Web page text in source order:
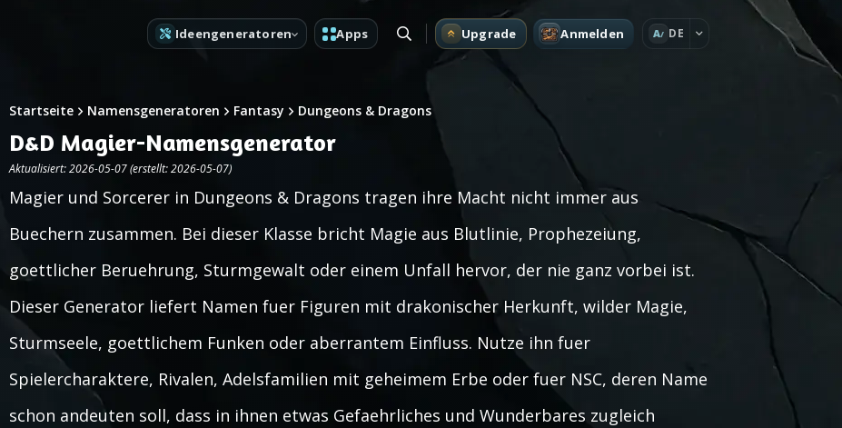
Ideengeneratoren Apps Upgrade Anmelden A DE
Startseite Namensgeneratoren Fantasy Dungeons & Dragons
D&D Magier-Namensgenerator
Aktualisiert: 2026-05-07 (erstellt: 2026-05-07)
Magier und Sorcerer in Dungeons & Dragons tragen ihre Macht nicht immer aus
Buechern zusammen. Bei dieser Klasse bricht Magie aus Blutlinie, Prophezeiung,
goettlicher Beruehrung, Sturmgewalt oder einem Unfall hervor, der nie ganz vorbei ist.
Dieser Generator liefert Namen fuer Figuren mit drakonischer Herkunft, wilder Magie,
Sturmseele, goettlichem Funken oder aberrantem Einfluss. Nutze ihn fuer
Spielercharaktere, Rivalen, Adelsfamilien mit geheimem Erbe oder fuer NSC, deren Name
schon andeuten soll, dass in ihnen etwas Gefaehrliches und Wunderbares zugleich